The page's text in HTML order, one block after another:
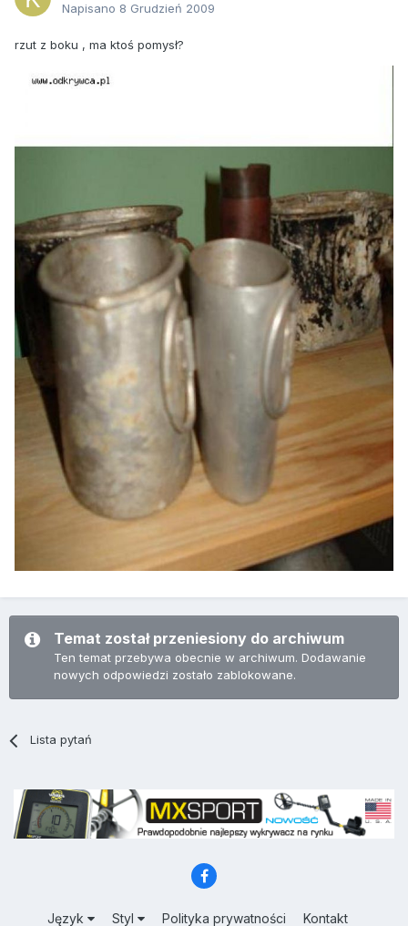
Napisano 8 Grudzień 2009
rzut z boku , ma ktoś pomysł?
Temat został przeniesiony do archiwum
Ten temat przebywa obecnie w archiwum. Dodawanie
nowych odpowiedzi zostało zablokowane.
Lista pytań
Język Styl Polityka prywatności Kontakt